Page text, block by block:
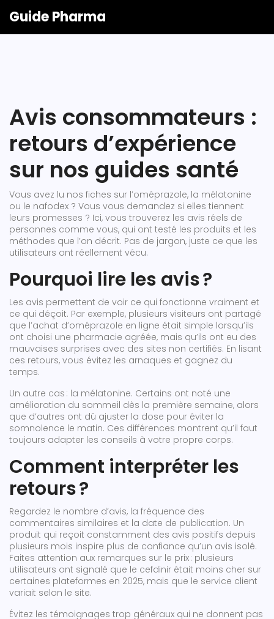
Guide Pharma
Avis consommateurs :
retours d’expérience
sur nos guides santé
Vous avez lu nos fiches sur l’oméprazole, la mélatonine
ou le nafodex ? Vous vous demandez si elles tiennent
leurs promesses ? Ici, vous trouverez les avis réels de
personnes comme vous, qui ont testé les produits et les
méthodes que l’on décrit. Pas de jargon, juste ce que les
utilisateurs ont réellement vécu.
Pourquoi lire les avis ?
Les avis permettent de voir ce qui fonctionne vraiment et
ce qui déçoit. Par exemple, plusieurs visiteurs ont partagé
que l’achat d’oméprazole en ligne était simple lorsqu’ils
ont choisi une pharmacie agréée, mais qu’ils ont eu des
mauvaises surprises avec des sites non certifiés. En lisant
ces retours, vous évitez les arnaques et gagnez du
temps.
Un autre cas : la mélatonine. Certains ont noté une
amélioration du sommeil dès la première semaine, alors
que d’autres ont dû ajuster la dose pour éviter la
somnolence le matin. Ces différences montrent qu’il faut
toujours adapter les conseils à votre propre corps.
Comment interpréter les
retours ?
Regardez le nombre d’avis, la fréquence des
commentaires similaires et la date de publication. Un
produit qui reçoit constamment des avis positifs depuis
plusieurs mois inspire plus de confiance qu’un avis isolé.
Faites attention aux remarques sur le prix : plusieurs
utilisateurs ont signalé que le cefdinir était moins cher sur
certaines plateformes en 2025, mais que le service client
variait selon le site.
Évitez les témoignages trop généraux qui ne donnent pas